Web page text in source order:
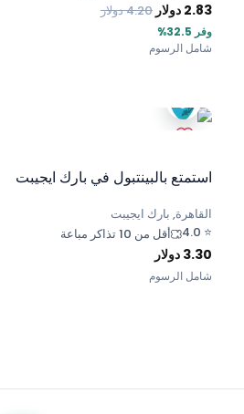
2.83 دولار 4.20دولار
وفر 32.5%
شامل الرسوم
استمتع بالبينتبول في بارك ايجيبت
القاهرة, بارك ايجيبت
⭐
4.0 أقل من 10 تذاكر مباعة
3.30 دولار
شامل الرسوم